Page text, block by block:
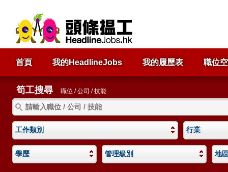
首頁 我的HeadlineJobs 我的履歷表 職位
筍工搜尋 職位 / 公司 / 技能
工作類別 行業
學歷 管理級別 地